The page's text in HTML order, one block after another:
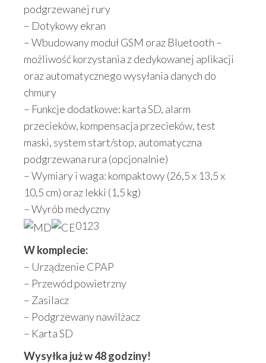
podgrzewanej rury
– Dotykowy ekran
– Wbudowany moduł GSM oraz Bluetooth –
możliwość korzystania z dedykowanej aplikacji
oraz automatycznego wysyłania danych do
chmury
– Funkcje dodatkowe: karta SD, alarm
przecieków, kompensacja przecieków, test
maski, system start/stop, automatyczna
podgrzewana rura (opcjonalnie)
– Wymiary i waga: kompaktowy (26,5 x 13,5 x
10,5 cm) oraz lekki (1,5 kg)
– Wyrób medyczny
0123
W komplecie:
– Urządzenie CPAP
– Przewód powietrzny
– Zasilacz
– Podgrzewany nawilżacz
– Karta SD
Wysyłka już w 48 godziny!